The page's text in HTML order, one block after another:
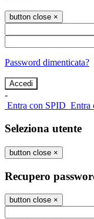
button close ×
Password dimenticata?
-
Entra con SPID Entra
Seleziona utente
button close ×
Recupero
button close ×